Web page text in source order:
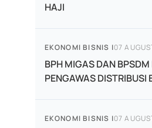
HAJI
EKONOMI BISNIS |07
BPH MIGAS DAN
PENGAWAS DISTRIBUSI
EKONOMI BISNIS |07